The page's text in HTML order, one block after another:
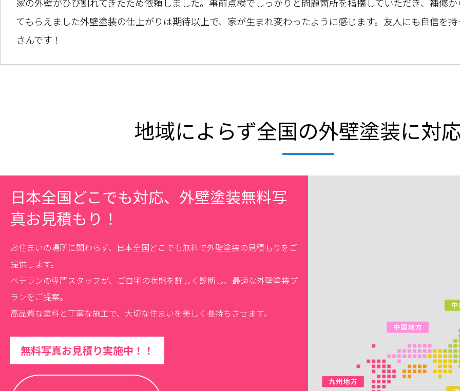
てもらえました外壁塗装の仕上がりは期待以上で、家が生まれ変わったように感じます。友人にも自信を
さんです！
地域によらず全国の外壁塗装に対
日本全国どこでも対応、外壁塗装無料写
真お見積もり！
お住まいの場所に関わらず、日本全国どこでも無料で外壁塗装の見積もりをご
提供します。
ベテランの専門スタッフが、ご自宅の状態を詳しく診断し、最適な外壁塗装プ
ランをご提案。
高品質な塗料と丁寧な施工で、大切な住まいを美しく長持ちさせます。
無料写真お見積り実施中！！